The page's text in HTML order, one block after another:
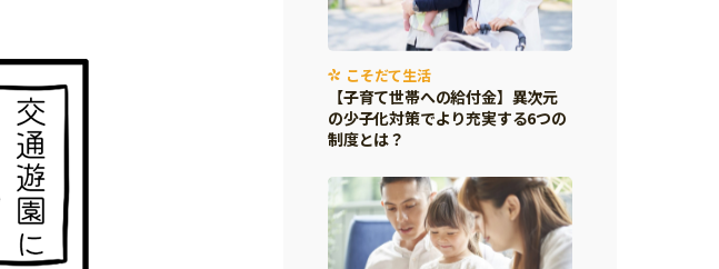
こそだて生活
【子育て世帯への給付金】異次元
の少子化対策でより充実する6つの
制度とは？